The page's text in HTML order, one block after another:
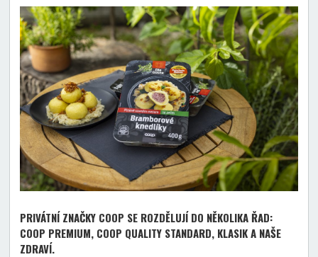
PRIVÁTNÍ ZNAČKY COOP SE ROZDĚLUJÍ DO NĚKOLIKA ŘAD:
COOP PREMIUM, COOP QUALITY STANDARD, KLASIK A NAŠE
ZDRAVÍ.